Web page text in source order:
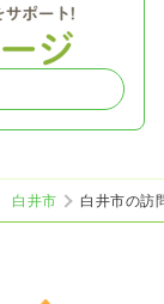
白井市
白井市の訪